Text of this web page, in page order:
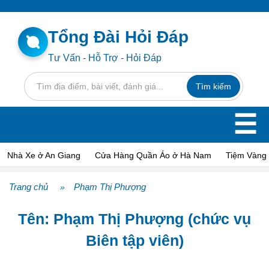
Tổng Đài Hỏi Đáp
Tư Vấn - Hỗ Trợ - Hỏi Đáp
☰
Nhà Xe ở An Giang Cửa Hàng Quần Áo ở Hà Nam Tiệm
Trang chủ » Phạm Thị Phượng
Tên: Phạm Thị Phượng (chức vụ
Biên tập viên)